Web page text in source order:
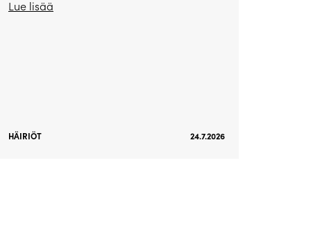
Lue lisää
HÄIRIÖT 24.7.2026